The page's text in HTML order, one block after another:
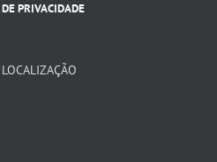
PRIVACIDADE